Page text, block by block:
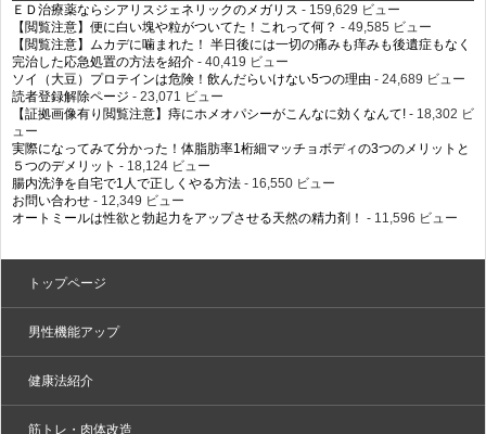
ＥＤ治療薬ならシアリスジェネリックのメガリス - 159,629 ビュー
【閲覧注意】便に白い塊や粒がついてた！これって何？ - 49,585 ビュー
【閲覧注意】ムカデに噛まれた！ 半日後には一切の痛みも痒みも後遺症もなく
完治した応急処置の方法を紹介 - 40,419 ビュー
ソイ（大豆）プロテインは危険！飲んだらいけない5つの理由 - 24,689 ビュー
読者登録解除ページ - 23,071 ビュー
【証拠画像有り閲覧注意】痔にホメオパシーがこんなに効くなんて! - 18,302 ビ
ュー
実際になってみて分かった！体脂肪率1桁細マッチョボディの3つのメリットと
５つのデメリット - 18,124 ビュー
腸内洗浄を自宅で1人で正しくやる方法 - 16,550 ビュー
お問い合わせ - 12,349 ビュー
オートミールは性欲と勃起力をアップさせる天然の精力剤！ - 11,596 ビュー
トップページ
男性機能アップ
健康法紹介
筋トレ・肉体改造